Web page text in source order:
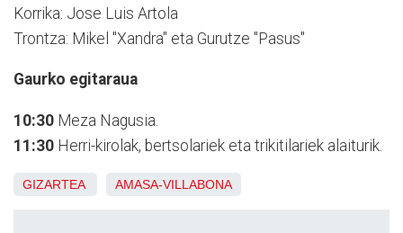
Korrika: Jose Luis Artola
Trontza: Mikel "Xandra" eta Gurutze "Pasus"
Gaurko egitaraua
10:30 Meza Nagusia.
11:30 Herri-kirolak, bertsolariek eta trikitilariek alaiturik.
GIZARTEA AMASA-VILLABONA